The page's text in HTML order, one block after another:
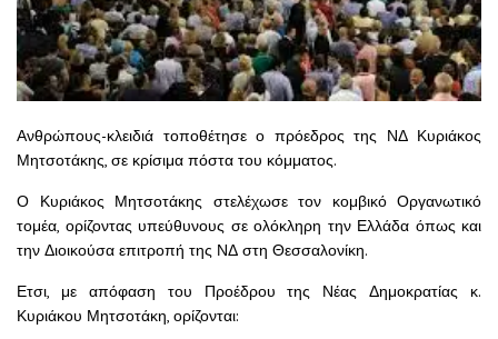
Ανθρώπους-κλειδιά τοποθέτησε ο πρόεδρος της ΝΔ Κυριάκος
Μητσοτάκης, σε κρίσιμα πόστα του κόμματος.
Ο Κυριάκος Μητσοτάκης στελέχωσε τον κομβικό Οργανωτικό
τομέα, ορίζοντας υπεύθυνους σε ολόκληρη την Ελλάδα όπως και
την Διοικούσα επιτροπή της ΝΔ στη Θεσσαλονίκη.
Ετσι, με απόφαση του Προέδρου της Νέας Δημοκρατίας κ.
Κυριάκου Μητσοτάκη, ορίζονται: